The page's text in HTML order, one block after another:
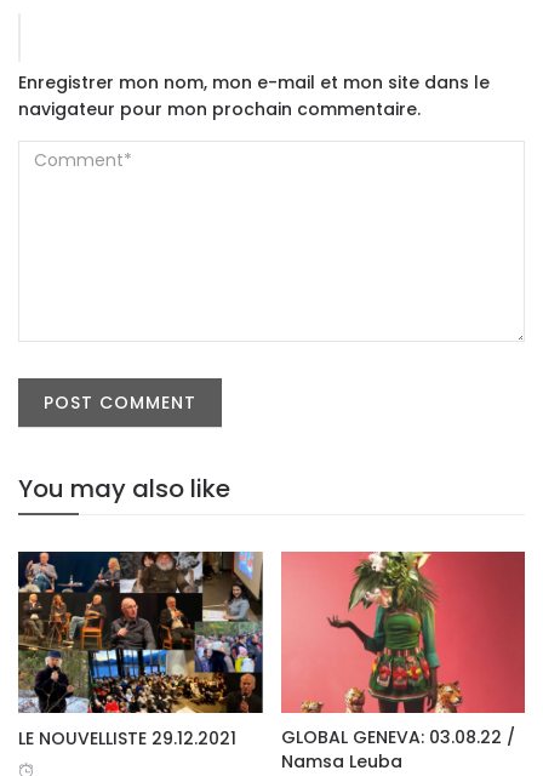
Enregistrer mon nom, mon e-mail et mon site dans le
navigateur pour mon prochain commentaire.
You may also like
LE NOUVELLISTE 29.12.2021
GLOBAL GENEVA: 03.08.22 /
Namsa Leuba